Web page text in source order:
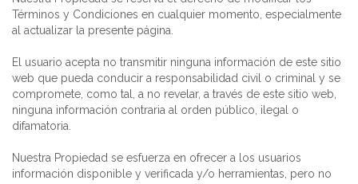
Términos y Condiciones en cualquier momento, especialmente
al actualizar la presente página.
El usuario acepta no transmitir ninguna información de este sitio
web que pueda conducir a responsabilidad civil o criminal y se
compromete, como tal, a no revelar, a través de este sitio web,
ninguna información contraria al orden público, ilegal o
difamatoria.
Nuestra Propiedad se esfuerza en ofrecer a los usuarios
información disponible y verificada y/o herramientas, pero no